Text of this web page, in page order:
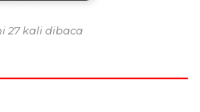
27 kali dibaca